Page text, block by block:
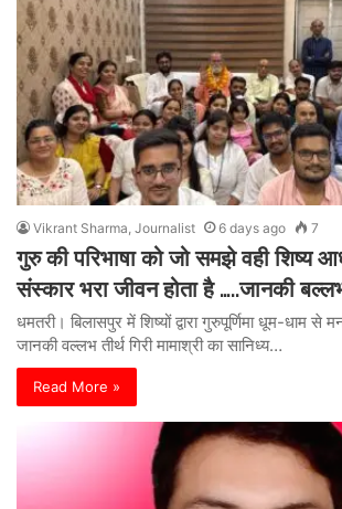
Vikrant Sharma, Journalist 6 days ago 7
गुरु की परिभाषा को जो समझे वही शिष्य
संस्कार भरा जीवन होता है …..जानकी बल्लभ
धमतरी। बिलासपुर में शिष्यों द्वारा गुरुपूर्णिमा धूम-धाम से
जानकी वल्लभ तीर्थ गिरी मामाश्री का सानिध्य…
Read More »